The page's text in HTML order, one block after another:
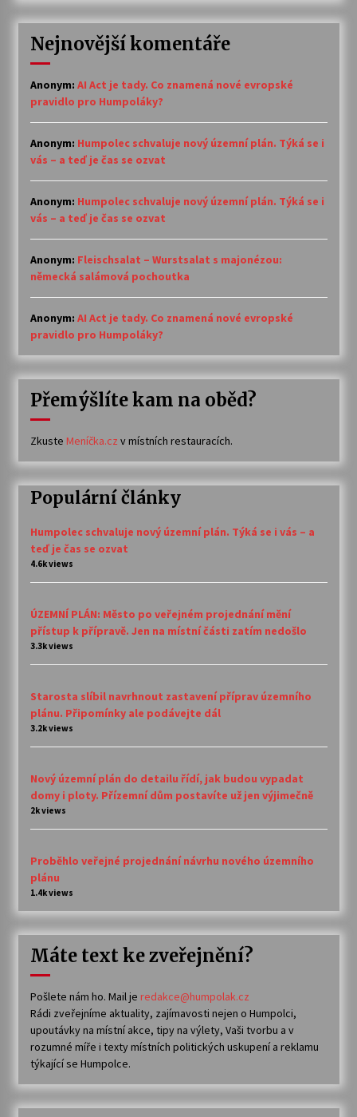
Nejnovější komentáře
Anonym: AI Act je tady. Co znamená nové evropské
pravidlo pro Humpoláky?
Anonym: Humpolec schvaluje nový územní plán. Týká se i
vás – a teď je čas se ozvat
Anonym: Humpolec schvaluje nový územní plán. Týká se i
vás – a teď je čas se ozvat
Anonym: Fleischsalat – Wurstsalat s majonézou:
německá salámová pochoutka
Anonym: AI Act je tady. Co znamená nové evropské
pravidlo pro Humpoláky?
Přemýšlíte kam na oběd?
Zkuste Meníčka.cz v místních restauracích.
Populární články
Humpolec schvaluje nový územní plán. Týká se i vás – a
teď je čas se ozvat
4.6k views
ÚZEMNÍ PLÁN: Město po veřejném projednání mění
přístup k přípravě. Jen na místní části zatím nedošlo
3.3k views
Starosta slíbil navrhnout zastavení příprav územního
plánu. Připomínky ale podávejte dál
3.2k views
Nový územní plán do detailu řídí, jak budou vypadat
domy i ploty. Přízemní dům postavíte už jen výjimečně
2k views
Proběhlo veřejné projednání návrhu nového územního
plánu
1.4k views
Máte text ke zveřejnění?
Pošlete nám ho. Mail je redakce@humpolak.cz
Rádi zveřejníme aktuality, zajímavosti nejen o Humpolci,
upoutávky na místní akce, tipy na výlety, Vaši tvorbu a v
rozumné míře i texty místních politických uskupení a reklamu
týkající se Humpolce.